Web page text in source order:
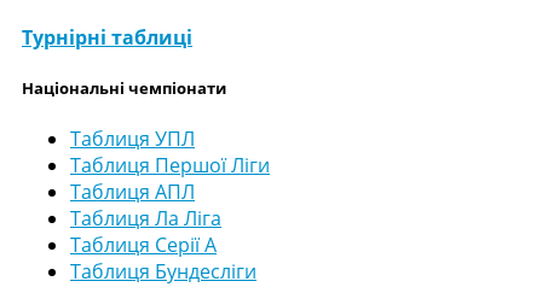
Турнірні таблиці
Національні чемпіонати
Таблиця УПЛ
Таблиця Першої Ліги
Таблиця АПЛ
Таблиця Ла Ліга
Таблиця Серії А
Таблиця Бундесліги